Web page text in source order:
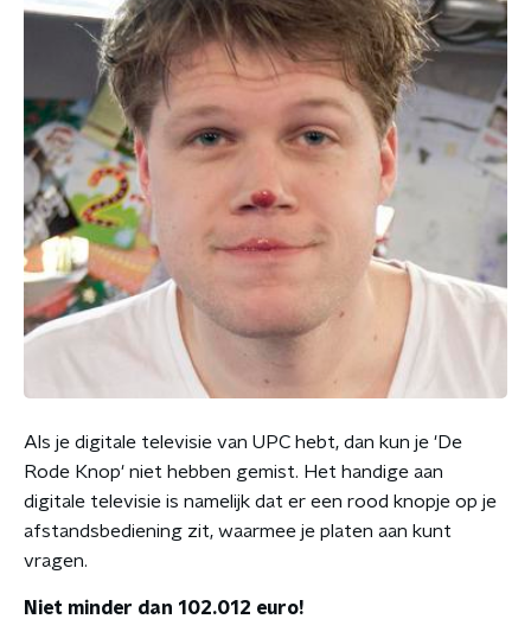
Als je digitale televisie van UPC hebt, dan kun je 'De
Rode Knop' niet hebben gemist. Het handige aan
digitale televisie is namelijk dat er een rood knopje op je
afstandsbediening zit, waarmee je platen aan kunt
vragen.
Niet minder dan 102.012 euro!